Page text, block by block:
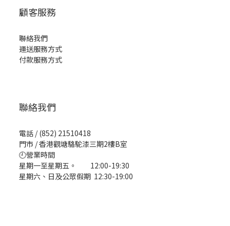
顧客服務
聯絡我們
運送服務方式
付款服務方式
聯絡我們
電話 / (852) 21510418
門市 / 香港觀塘駱駝漆三期2樓B室
🕘營業時間
星期一至星期五。 12:00-19:30
星期六、日及公眾假期 12:30-19:00